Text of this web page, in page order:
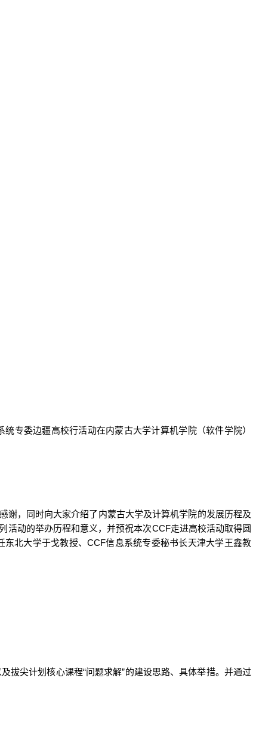
统专委边疆高校行活动在内蒙古大学计算机学院（软件学院）
谢，同时向大家介绍了内蒙古大学及计算机学院的发展历程及
活动的举办历程和意义，并预祝本次CCF走进高校活动取得圆
东北大学于戈教授、CCF信息系统专委秘书长天津大学王鑫教
拔尖计划核心课程“问题求解”的建设思路、具体举措。并通过